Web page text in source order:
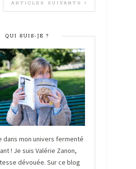
ARTICLES SUIVANTS
QUI SUIS-JE ?
dans mon univers fermenté
! Je suis Valérie Zanon,
dévouée. Sur ce blog